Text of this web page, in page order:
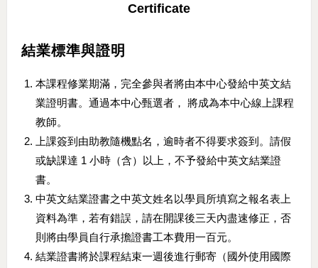
Certificate
結業標準與證明
本課程修業期滿，完全參與者將由本中心發給中英文結
業證明書。通過本中心甄選者， 將成為本中心線上課程
教師。
上課簽到由助教隨機點名，逾時者不得要求簽到。請假
或缺課達 1 小時（含）以上，不予發給中英文結業證
書。
中英文結業證書之中英文姓名以學員所填寫之報名表上
資料為準，若有錯誤，請在開課後三天內盡速修正，否
則將由學員自行承擔證書工本費用一百元。
結業證書將於課程結束一週後進行郵寄（國外使用國際